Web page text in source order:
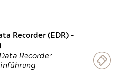
Recorder (EDR) –
Recorder